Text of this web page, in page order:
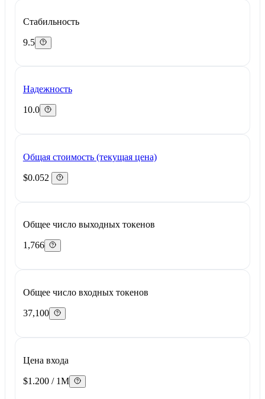
Стабильность
9.5
Надежность
10.0
Общая стоимость (текущая цена)
$0.052
Общее число выходных токенов
1,766
Общее число входных токенов
37,100
Цена входа
$1.200 / 1M